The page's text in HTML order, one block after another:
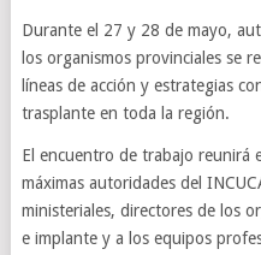
Durante el 27 y 28 de mayo,
los organismos provinciales se
líneas de acción y estrategias
trasplante en toda la región.
El encuentro de trabajo reunirá
máximas autoridades del
ministeriales, directores de los
e implante y a los equipos